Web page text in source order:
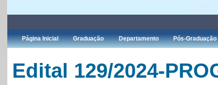
Página Inicial Graduação Departamento Pós-Graduação
Edital 129/2024-